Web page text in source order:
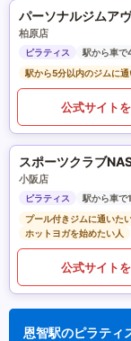
パーソナルジムア
柏原店
ピラティス
駅から車で
駅から5分以内のジムに通
公式サイト
スポーツクラブ
小阪店
ピラティス
駅から車で
プール付きジムに通いた
ホットヨガを始めたい人
公式サイト
恩智駅のピラティ